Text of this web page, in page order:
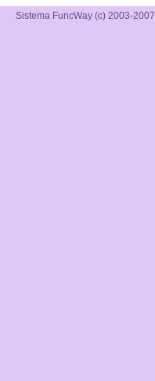
Sistema FuncWay (c) 2003-2007